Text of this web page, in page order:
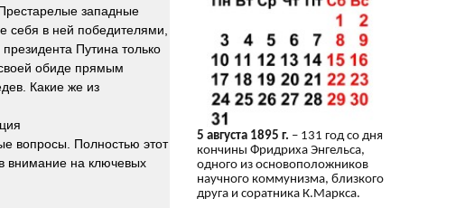
западные
себя в ней победителями,
Путина только
обиде прямым
Какие же из
вопросы. Полностью этот
внимание на ключевых
5 августа 1895 г. – 131 год со дня
кончины Фридриха Энгельса,
одного из основоположников
научного коммунизма, близкого
друга и соратника К.Маркса.